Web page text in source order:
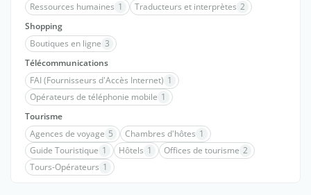
Ressources humaines 1 Traducteurs et interprètes 2
Shopping
Boutiques en ligne 3
Télécommunications
FAI (Fournisseurs d'Accès Internet) 1
Opérateurs de téléphonie mobile 1
Tourisme
Agences de voyage 5 Chambres d'hôtes 1
Guide Touristique 1 Hôtels 1 Offices de tourisme 2
Tours-Opérateurs 1